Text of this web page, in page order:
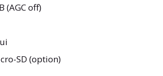
(AGC off)
SD (option)